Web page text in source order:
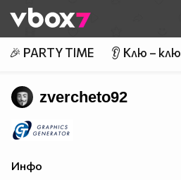
👾
🎉 PARTY TIME 👂 Клю – клю
zvercheto92
Инфо